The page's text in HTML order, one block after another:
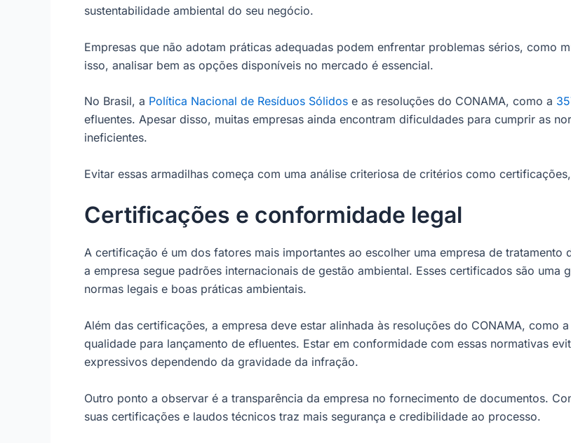
sustentabilidade ambiental do seu negócio.
Empresas que não adotam práticas adequadas podem enfrentar problemas sérios, como
isso, analisar bem as opções disponíveis no mercado é essencial.
No Brasil, a Política Nacional de Resíduos Sólidos e as resoluções do CONAMA, como a
efluentes. Apesar disso, muitas empresas ainda encontram dificuldades para cumprir as
ineficientes.
Evitar essas armadilhas começa com uma análise criteriosa de critérios como
Certificações e conformidade legal
A certificação é um dos fatores mais importantes ao escolher uma empresa de tratamento
a empresa segue padrões internacionais de gestão ambiental. Esses certificados são uma
normas legais e boas práticas ambientais.
Além das certificações, a empresa deve estar alinhada às resoluções do CONAMA, como
qualidade para lançamento de efluentes. Estar em conformidade com essas normativas
expressivos dependendo da gravidade da infração.
Outro ponto a observar é a transparência da empresa no fornecimento de documentos.
suas certificações e laudos técnicos traz mais segurança e credibilidade ao processo.